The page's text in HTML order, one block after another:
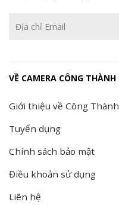
VỀ CAMERA CÔNG THÀNH
Giới thiệu về Công Thành
Tuyển dụng
Chính sách bảo mật
Điều khoản sử dụng
Liên hệ